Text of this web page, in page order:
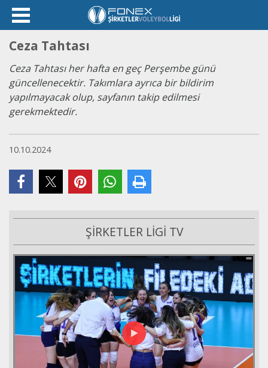
Ceza Tahtası
Ceza Tahtası her hafta en geç Perşembe günü
güncellenecektir. Takımlara ayrıca bir bildirim
yapılmayacak olup, sayfanın takip edilmesi
gerekmektedir.
10.10.2024
ŞİRKETLER LİGİ TV